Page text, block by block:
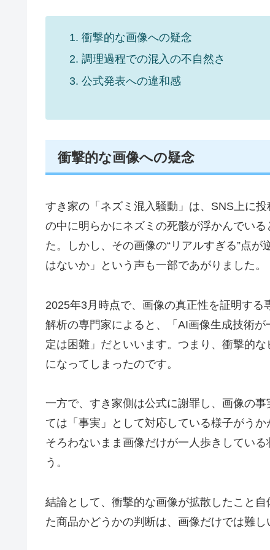
衝撃的な画像への疑念
調理過程での混入の不自然さ
公式発表への違和感
衝撃的な画像への疑念
すき家の「ネズミ混入騒動」は、SNS上に
の中に明らかにネズミの死骸が浮かんでい
た。しかし、その画像の“リアルすぎる”点
はないか」という声も一部であがりました。
2025年3月時点で、画像の真正性を証明す
解析の専門家によると、「AI画像生成技術
定は困難」だといいます。つまり、衝撃的
になってしまったのです。
一方で、すき家側は公式に謝罪し、画像の
ては「事実」として対応している様子がう
そろわないまま画像だけが一人歩きしてい
う。
結論として、衝撃的な画像が拡散したこと
た商品かどうかの判断は、画像だけでは難し